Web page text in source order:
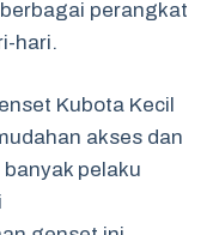
perangkat
hari.
Kubota Kecil
akses dan
pelaku